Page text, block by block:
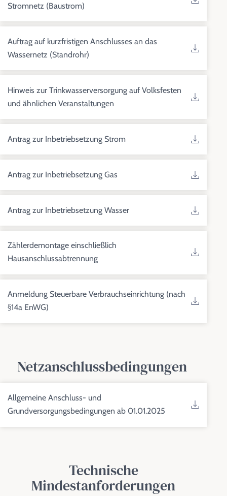
Stromnetz (Baustrom)
Auftrag auf kurzfristigen Anschlusses an das
Wassernetz (Standrohr)
Hinweis zur Trinkwasserversorgung auf Volksfesten
und ähnlichen Veranstaltungen
Antrag zur Inbetriebsetzung Strom
Antrag zur Inbetriebsetzung Gas
Antrag zur Inbetriebsetzung Wasser
Zählerdemontage einschließlich
Hausanschlussabtrennung
Anmeldung Steuerbare Verbrauchseinrichtung (nach
§14a EnWG)
Netzanschlussbedingungen
Allgemeine Anschluss- und
Grundversorgungsbedingungen ab 01.01.2025
Technische
Mindestanforderungen